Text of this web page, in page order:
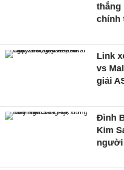
thắng
chính
Link
vs
giải
Đình
Kim
người